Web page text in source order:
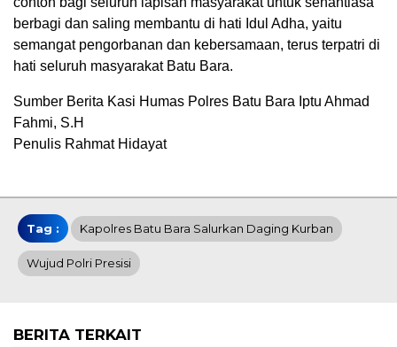
berbagi dan saling membantu di hati Idul Adha, yaitu
semangat pengorbanan dan kebersamaan, terus terpatri di
hati seluruh masyarakat Batu Bara.
Sumber Berita Kasi Humas Polres Batu Bara Iptu Ahmad
Fahmi, S.H
Penulis Rahmat Hidayat
Tag : Kapolres Batu Bara Salurkan Daging Kurban
Wujud Polri Presisi
BERITA TERKAIT